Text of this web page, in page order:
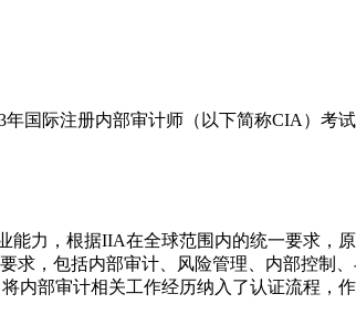
国际注册内部审计师（以下简称CIA）考
能力，根据IIA在全球范围内的统一要求
求，包括内部审计、风险管理、内部控制
内部审计相关工作经历纳入了认证流程